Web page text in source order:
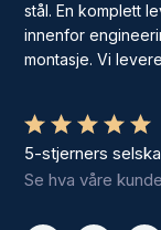
stål. En komplett
innenfor
montasje. Vi
5-stjerners
Se hva våre